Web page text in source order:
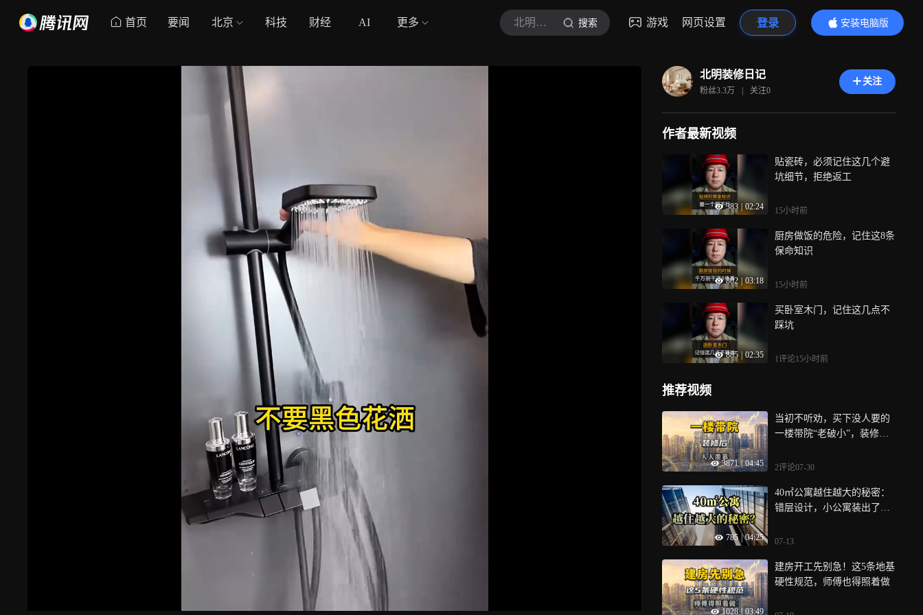
首页 要闻 北京 科技 财经 AI 更多 北明装修日记 搜索 游戏 网页设置 登录
安装电脑版
内容更精彩
北明装修日记
粉丝3.3万 | 关注0
关注
作者最新视频
383 02:24
贴瓷砖，必须记住这几个避
坑细节，拒绝返工
15小时前
802 03:18
厨房做饭的危险，记住这8条
保命知识
15小时前
885 02:35
买卧室木门，记住这几点不
踩坑
1评论15小时前
推荐视频
3871 | 04:45
当初不听劝，买下没人要的
一楼带院“老破小”，装修
2评论07-30
785 04:25
40㎡公寓越住越大的秘密：
错层设计，小公寓装出了大
07-13
1028 | 03:49
建房开工先别急！这5条地基
硬性规范，师傅也得照着做